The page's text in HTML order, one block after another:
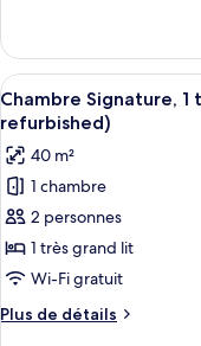
1
très
grand
lit
(deluxe,
newly
refurbished)
le
type
de
chambre
Signature,
très
grand
lit
newly
refurbished)
Afficher
toutes
les
photos
pour
ce
type
de
chambre :
Chambre
5
Chambre Signature,
refurbished)
40 m²
1 chambre
2 personnes
1 très grand lit
Wi-Fi gratuit
Plus de détails
Plus